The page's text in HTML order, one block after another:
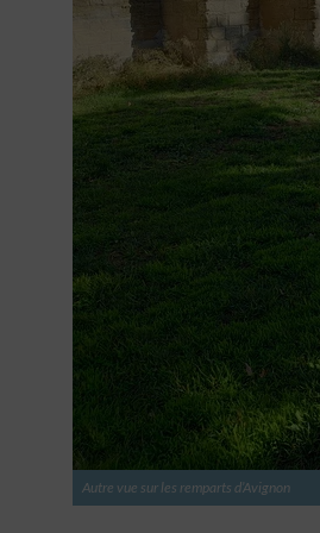
Autre vue sur les remparts d’Avignon